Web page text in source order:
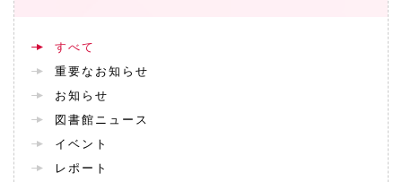
すべて
重要なお知らせ
お知らせ
図書館ニュース
イベント
レポート